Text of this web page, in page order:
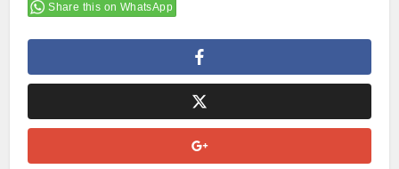
Share this on WhatsApp